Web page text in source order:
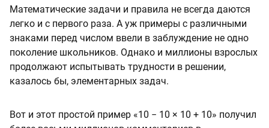
Математические задачи и правила не всегда даются
легко и с первого раза. А уж примеры с различными
знаками перед числом ввели в заблуждение не одно
поколение школьников. Однако и миллионы взрослых
продолжают испытывать трудности в решении,
казалось бы, элементарных задач.
Вот и этот простой пример «10 − 10 × 10 + 10» получил